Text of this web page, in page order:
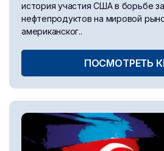
история участия США в борьбе
нефтепродуктов на мировой
американског..
ПОСМОТРЕТЬ